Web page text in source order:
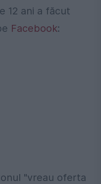
12 ani a făcut
Facebook:
"vreau oferta